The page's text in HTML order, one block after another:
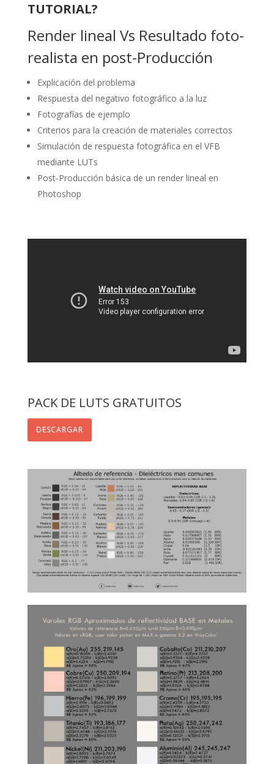
TUTORIAL?
Render lineal Vs Resultado foto-
realista en post-Producción
Explicación del problema
Respuesta del negativo fotográfico a la luz
Fotografías de ejemplo
Criterios para la creación de materiales correctos
Simulación de respuesta fotográfica en el VFB
mediante LUTs
Post-Producción básica de un render lineal en
Photoshop
PACK DE LUTS GRATUITOS
DESCARGAR